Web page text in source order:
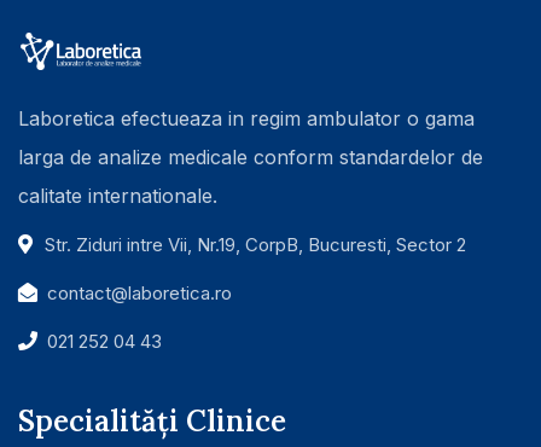
Laboretica efectueaza in regim ambulator o gama
larga de analize medicale conform standardelor de
calitate internationale.
Str. Ziduri intre Vii, Nr.19, CorpB, Bucuresti, Sector 2
contact@laboretica.ro
021 252 04 43
Specialități Clinice